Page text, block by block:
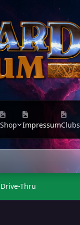
Shop ImpressumClubs
Thru